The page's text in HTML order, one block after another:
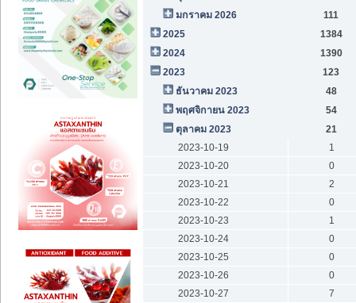
มกราคม 2026
111
2025
1384
2024
1390
2023
123
ธันวาคม 2023
48
พฤศจิกายน 2023
54
ตุลาคม 2023
21
2023-10-19
1
2023-10-20
0
2023-10-21
2
2023-10-22
0
2023-10-23
1
2023-10-24
0
2023-10-25
0
2023-10-26
0
2023-10-27
7